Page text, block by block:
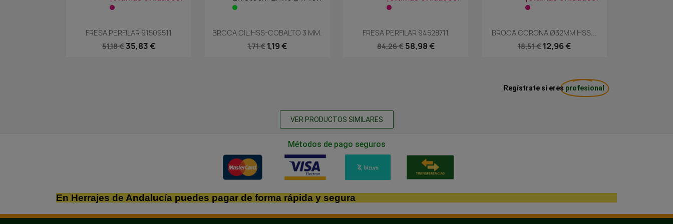
Vista rápida
FRESA PERFILAR 91509511
51,18 € 35,83 €
 Vista rápida
BROCA CIL.HSS-COBALTO 3 MM.
1,71 € 1,19 €
Vista rápida
FRESA PERFILAR 94528711
84,26 € 58,98 €
Vista rápida
BROCA CORONA Ø32MM HSS...
18,51 € 12,96 €
Regístrate si eres profesional
VER PRODUCTOS SIMILARES
Métodos de pago seguros
En Herrajes de Andalucía puedes pagar de forma rápida y segura